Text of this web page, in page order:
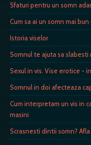
Sfaturi pentru un somn
Cum sa ai un somn mai
Istoria viselor
Somnul te ajuta sa
Sexul in vis. Vise erotice -
Somnul in doi afecteaza
Cum interpretam un vis in
masini
Scrasnesti dintii somn?